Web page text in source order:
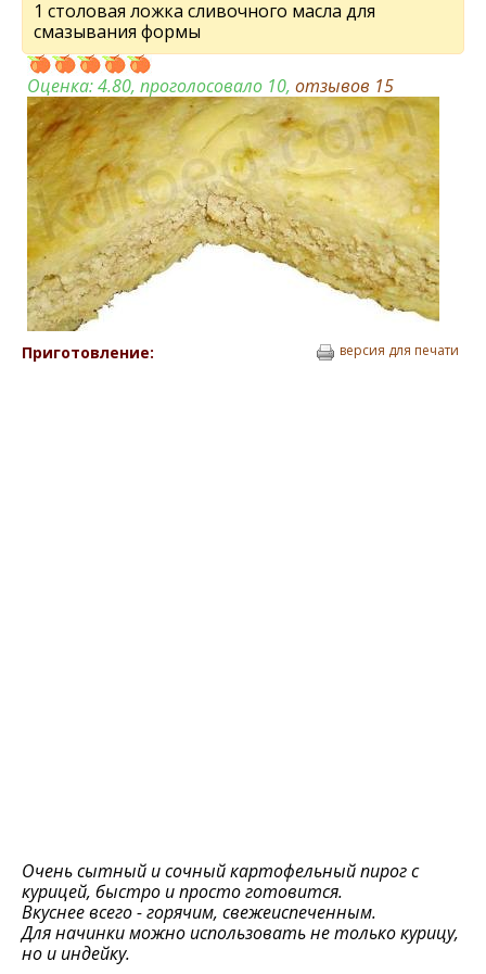
1 столовая ложка сливочного масла для
смазывания формы
Оценка:4.80, проголосовало 10, отзывов 15
Приготовление: версия для печати
Очень сытный и сочный картофельный пирог с
курицей, быстро и просто готовится.
Вкуснее всего - горячим, свежеиспеченным.
Для начинки можно использовать не только курицу,
но и индейку.